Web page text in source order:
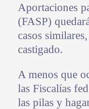
Aportaciones
(FASP)
casos
castigado.
A menos que
las Fiscalías
las pilas y